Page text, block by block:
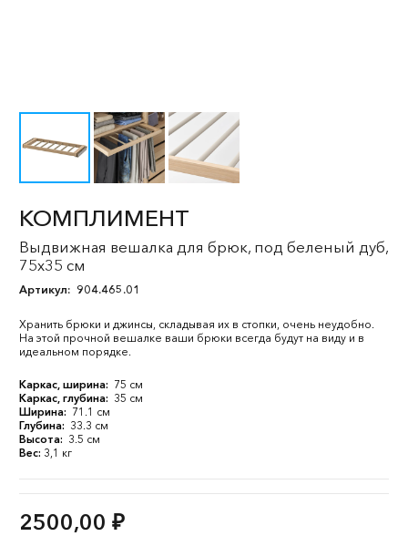
КОМПЛИМЕНТ
Выдвижная вешалка для брюк, под беленый дуб,
75x35 см
Артикул: 904.465.01
Хранить брюки и джинсы, складывая их в стопки, очень неудобно.
На этой прочной вешалке ваши брюки всегда будут на виду и в
идеальном порядке.
Каркас, ширина: 75 см
Каркас, глубина: 35 см
Ширина: 71.1 см
Глубина: 33.3 см
Высота: 3.5 см
Вес: 3,1 кг
2500,00 ₽